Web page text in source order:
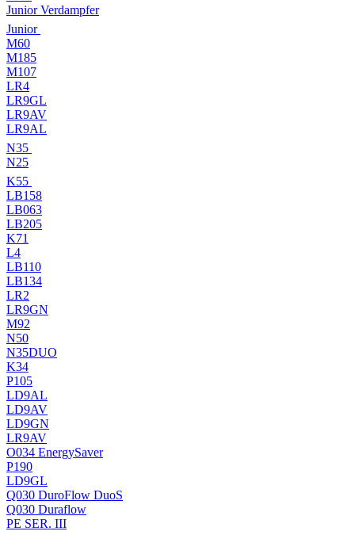
Junior Verdampfer
Junior
M60
M185
M107
LR4
LR9GL
LR9AV
LR9AL
N35
N25
K55
LB158
LB063
LB205
K71
L4
LB110
LB134
LR2
LR9GN
M92
N50
N35DUO
K34
P105
LD9AL
LD9AV
LD9GN
LR9AV
O034 EnergySaver
P190
LD9GL
Q030 DuroFlow DuoS
Q030 Duraflow
PE SER. III